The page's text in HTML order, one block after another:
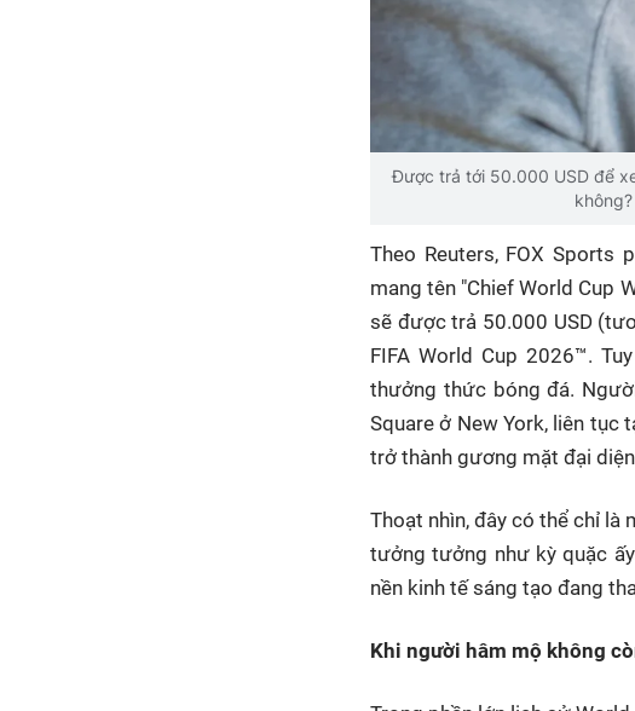
Được trả tới 50.000 USD để
Theo Reuters, FOX
mang tên "Chief World Cup
sẽ được trả 50.000 USD
FIFA World Cup 2026™.
thưởng thức bóng đá.
Square ở New York, liên tục
trở thành gương mặt đại
Thoạt nhìn, đây có thể chỉ là
tưởng tưởng như kỳ quặc
nền kinh tế sáng tạo đang
Khi người hâm mộ không